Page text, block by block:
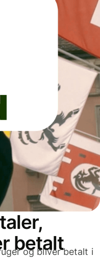
betalt
og bliver betalt i